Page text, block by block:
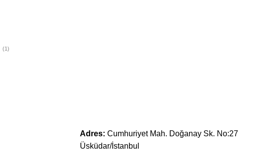
(1)
Adres: Cumhuriyet Mah. Doğanay Sk. No:27
Üsküdar/İstanbul